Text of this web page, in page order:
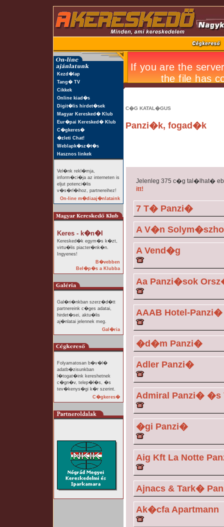
Kezd�lap
Tang� TV
Cikkek
Online kiad�s
Digit�lis hirdet�sek
Magyar Keresked� Klub
Eur�pai Keresked� Klub
C�gkeres�
�zleti Chat!
Weblapk�sz�t�s
Hasznos linkek
Vel�nk rekl�mja,
inform�ci�ja az interneten is
eljut potenci�lis
v�s�rl�ihoz, partnereihez!
On-line m�diaaj�nlataink
Keres - k�n�l
Keresked�k egym�s k�zt,
virtu�lis piacter�nk�n.
Ingyenes!
B�vebben
Bel�p�s a Klubba
Gal�ri�nkban szerz�d�tt
partnereink c�ges adatai,
hirdet�sei, aktu�lis
aj�nlatai jelennek meg.
Gal�ria
Folyamatosan b�v�l�
adatb�zisunkban
l�togat�ink kereshetnek
c�gn�v, telep�l�s, �s
tev�kenys�gi k�r szerint.
C�gkeres�
C�G KATAL�GUS
Panzi�k, fogad�k
Jelenleg 375 c�g tal�lhat�
itt!
7 T� Panzi�
A V�n
A Vend�g
Aa Panzi�sok
AAAB Hotel-Panzi�
�d�m Panzi�
Adler Panzi�
Admiral Panzi�
�gi Panzi�
Aig Kft La Notte
Ajnacs & Tark�
Ak�cfa Apartmann